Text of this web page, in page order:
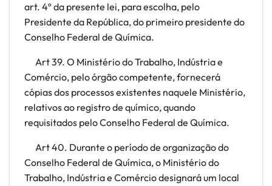
art. 4º da presente lei, para escolha, pelo
Presidente da República, do primeiro presidente do
Conselho Federal de Química.
Art 39. O Ministério do Trabalho, Indústria e
Comércio, pelo órgão competente, fornecerá
cópias dos processos existentes naquele Ministério,
relativos ao registro de químico, quando
requisitados pelo Conselho Federal de Química.
Art 40. Durante o período de organização do
Conselho Federal de Química, o Ministério do
Trabalho, Indústria e Comércio designará um local